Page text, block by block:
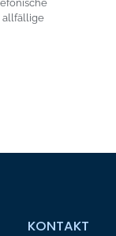
allfällige
KONTAKT